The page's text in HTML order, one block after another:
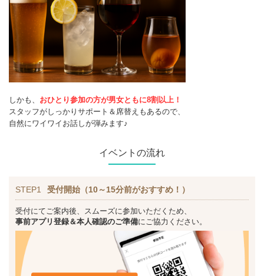
しかも、 おひとり参加の方が男女ともに8割以上！
スタッフがしっかりサポート＆席替えもあるので、
自然にワイワイお話しが弾みます♪
イベントの流れ
STEP1 受付開始（10～15分前がおすすめ！）
受付にてご案内後、スムーズに参加いただくため、
事前アプリ登録＆本人確認のご準備にご協力ください。